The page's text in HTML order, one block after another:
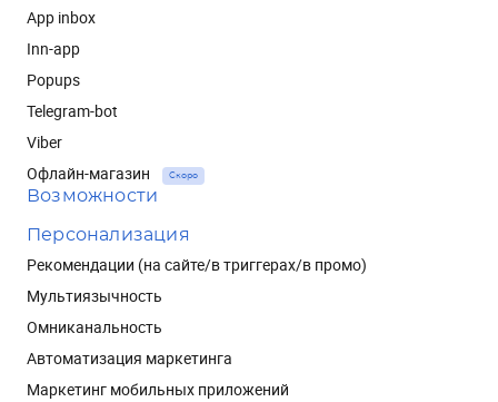
App inbox
Inn-app
Popups
Telegram-bot
Viber
Офлайн-магазин
Скоро
Возможности
Персонализация
Рекомендации (на сайте/в триггерах/в промо)
Мультиязычность
Омниканальность
Автоматизация маркетинга
Маркетинг мобильных приложений